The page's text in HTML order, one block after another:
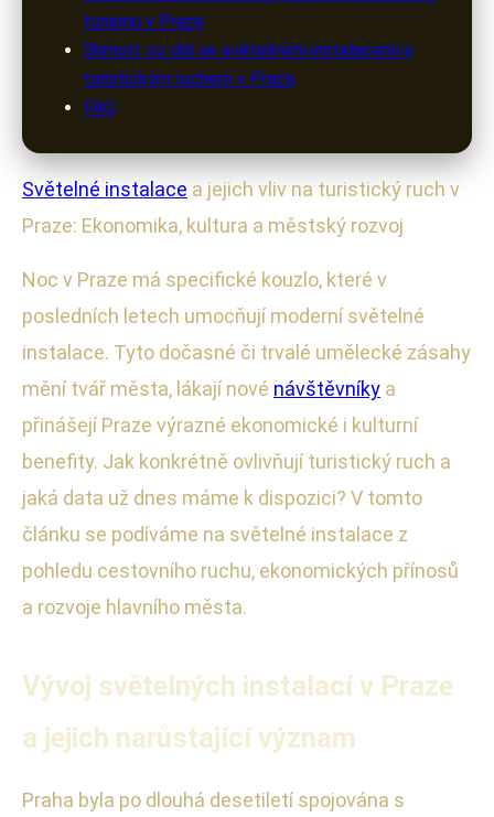
turismu v Praze
Shrnutí: co dál se světelnými instalacemi a
turistickým ruchem v Praze
FAQ
Světelné instalace a jejich vliv na turistický ruch v
Praze: Ekonomika, kultura a městský rozvoj
Noc v Praze má specifické kouzlo, které v
posledních letech umocňují moderní světelné
instalace. Tyto dočasné či trvalé umělecké zásahy
mění tvář města, lákají nové návštěvníky a
přinášejí Praze výrazné ekonomické i kulturní
benefity. Jak konkrétně ovlivňují turistický ruch a
jaká data už dnes máme k dispozici? V tomto
článku se podíváme na světelné instalace z
pohledu cestovního ruchu, ekonomických přínosů
a rozvoje hlavního města.
Vývoj světelných instalací v Praze
a jejich narůstající význam
Praha byla po dlouhá desetiletí spojována s